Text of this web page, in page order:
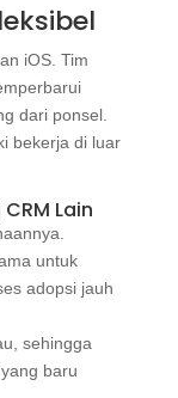
iOS. Tim
dari ponsel.
bekerja di luar
Lain
untuk
adopsi jauh
sehingga
baru